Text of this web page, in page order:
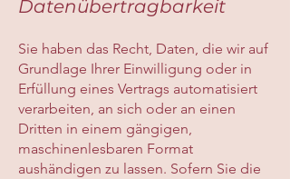
Datenübertragbarkeit
Sie haben das Recht, Daten, die wir auf
Grundlage Ihrer Einwilligung oder in
Erfüllung eines Vertrags automatisiert
verarbeiten, an sich oder an einen
Dritten in einem gängigen,
maschinenlesbaren Format
aushändigen zu lassen. Sofern Sie die